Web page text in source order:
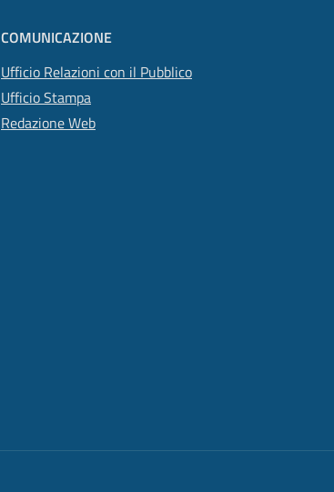
COMUNICAZIONE
Ufficio Relazioni con il Pubblico
Ufficio Stampa
Redazione Web